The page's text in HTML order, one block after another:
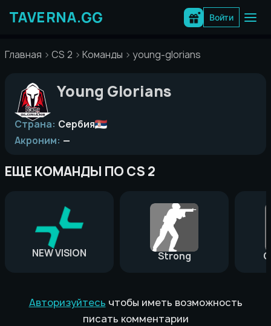
содержимому
Войти
Главная CS 2 Команды young-glorians
Young Glorians
Страна: Сербия
Акроним: —
ЕЩЕ КОМАНДЫ ПО CS 2
NEW VISION Strong
Авторизуйтесь чтобы иметь возможность
писать комментарии